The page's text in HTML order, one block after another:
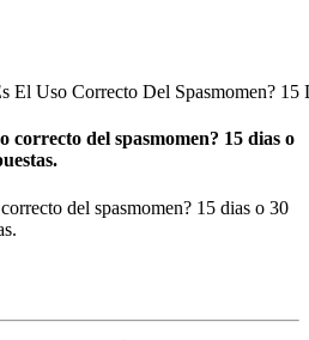
El Uso Correcto Del Spasmomen? 15
correcto del spasmomen? 15 dias o
del spasmomen? 15 dias o 30